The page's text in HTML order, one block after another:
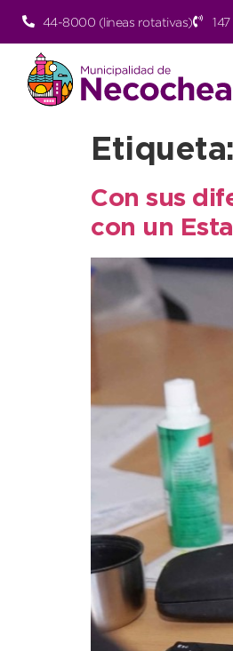
44-8000 (lineas rotativas) 147
Etiqueta:
Con sus
con un